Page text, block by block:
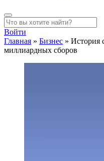
Войти
Главная » Бизнес » История
миллиардных сборов